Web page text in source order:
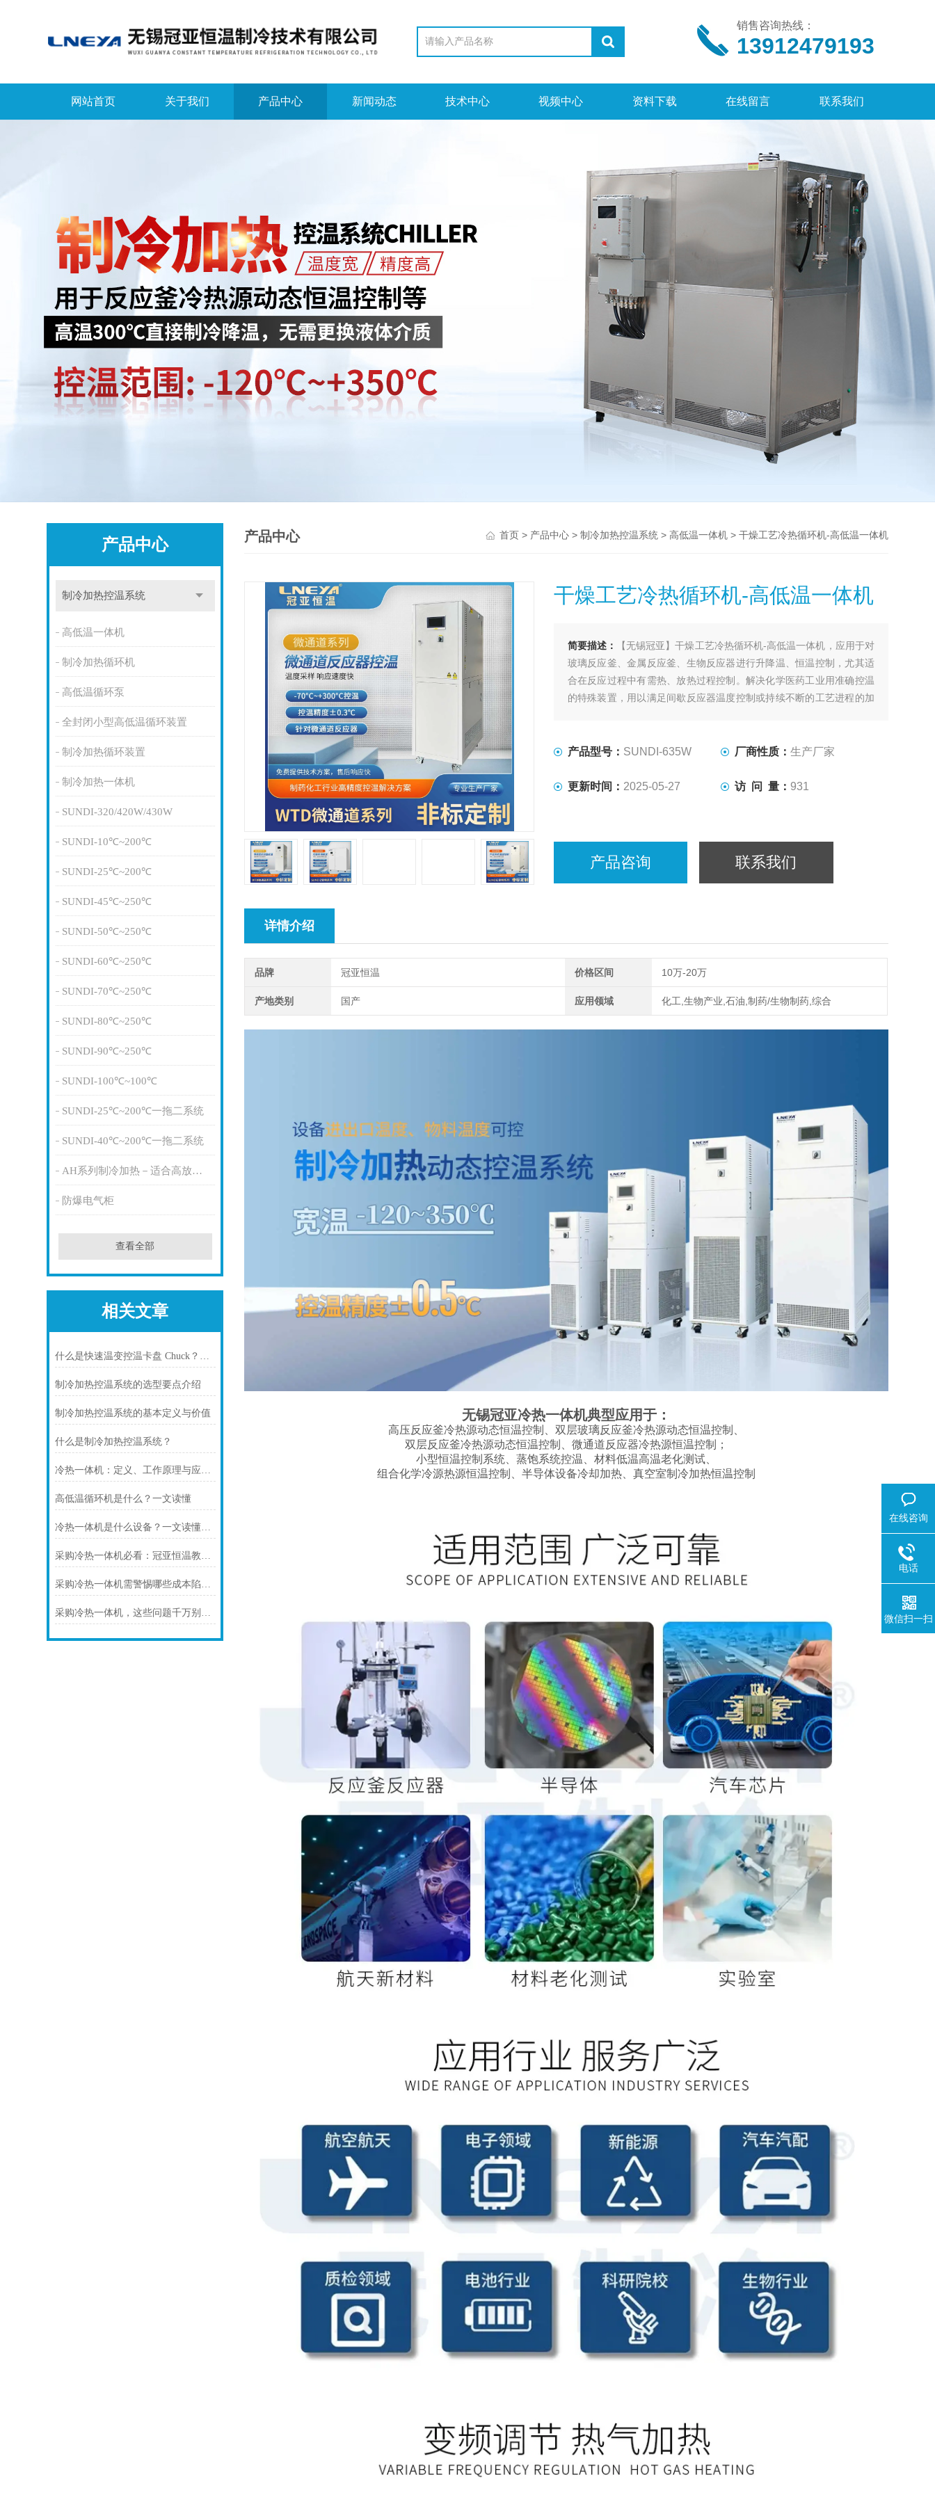
销售咨询热线：
13912479193
网站首页 关于我们 产品中心 新闻动态 技术中心 视频中心 资料下载 在线留言 联系我们
产品中心
制冷加热控温系统
高低温一体机
制冷加热循环机
高低温循环泵
全封闭小型高低温循环装置
制冷加热循环装置
制冷加热一体机
SUNDI-320/420W/430W
SUNDI-10℃~200℃
SUNDI-25℃~200℃
SUNDI-45℃~250℃
SUNDI-50℃~250℃
SUNDI-60℃~250℃
SUNDI-70℃~250℃
SUNDI-80℃~250℃
SUNDI-90℃~250℃
SUNDI-100℃~100℃
SUNDI-25℃~200℃一拖二系统
SUNDI-40℃~200℃一拖二系统
AH系列制冷加热－适合高放热量
防爆电气柜
查看全部
相关文章
什么是快速温变控温卡盘 Chuck？无锡冠亚恒温专业解析
制冷加热控温系统的选型要点介绍
制冷加热控温系统的基本定义与价值
什么是制冷加热控温系统？
冷热一体机：定义、工作原理与应用场景全解析
高低温循环机是什么？一文读懂
冷热一体机是什么设备？一文读懂工业温控装备
采购冷热一体机必看：冠亚恒温教你如何规避
采购冷热一体机需警惕哪些成本陷阱？
采购冷热一体机，这些问题千万别忽略
产品中心 首页> 产品中心> 制冷加热控温系统> 高低温一体机> 干燥工艺冷热循环机-高低温一体机
干燥工艺冷热循环机-高低温一体机
简要描述：
【无锡冠亚】干燥工艺冷热循环机-高低温一体机，应用于对
玻璃反应釜、金属反应釜、生物反应器进行升降温、恒温控制，尤其适
合在反应过程中有需热、放热过程控制。解决化学医药工业用准确控温
的特殊装置，用以满足间歇反应器温度控制或持续不断的工艺进程的加
产品型号： SUNDI-635W 厂商性质：生产厂家
更新时间： 2025-05-27 访 问 量： 931
产品咨询 联系我们
详情介绍
品牌 冠亚恒温 价格区间 10万-20万
产地类别 国产 应用领域 化工,生物产业,石油,制药/生物制药,综合
无锡冠亚冷热一体机典型应用于：
高压反应釜冷热源动态恒温控制、双层玻璃反应釜冷热源动态恒温控制、
双层反应釜冷热源动态恒温控制、微通道反应器冷热源恒温控制；
小型恒温控制系统、蒸饱系统控温、材料低温高温老化测试、
组合化学冷源热源恒温控制、半导体设备冷却加热、真空室制冷加热恒温控制
在线咨询
电话
微信扫一扫